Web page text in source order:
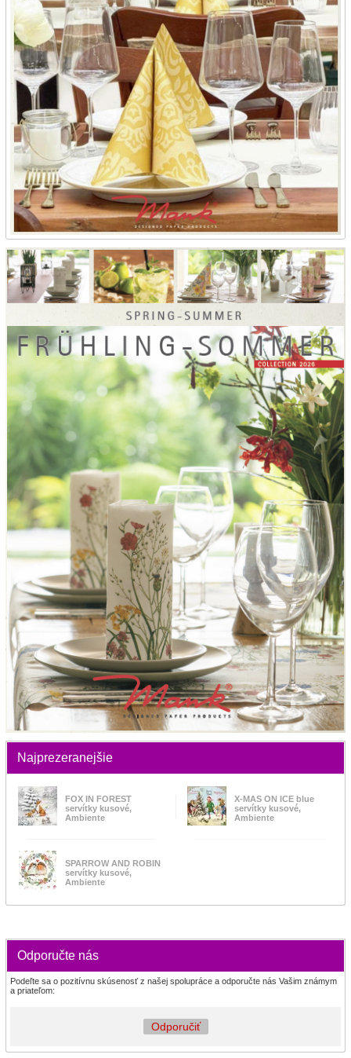
Najprezeranejšie
FOX IN FOREST
servítky kusové,
Ambiente
X-MAS ON ICE blue
servítky kusové,
Ambiente
SPARROW AND ROBIN
servítky kusové,
Ambiente
Odporučte nás
Podeľte sa o pozitívnu skúsenosť z našej spolupráce a odporučte nás Vašim známym
a priateľom:
Odporučiť